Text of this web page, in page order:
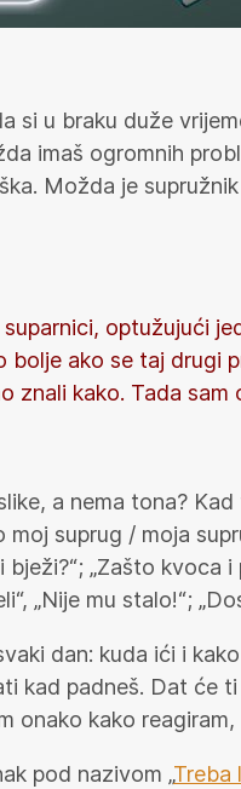
si u braku duže
imaš ogromnih
Možda je
optužujući
bolje ako se taj drugi
znali kako. Tada sam
a nema tona?
moj suprug / moja
„Zašto kvoca
„Nije mu stalo!“;
dan: kuda ići i
kad padneš. Dat će
onako kako
pod nazivom „Treba